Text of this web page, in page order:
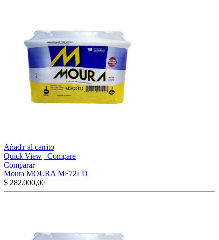
Añadir al carrito
Quick View
Compare
Comparar
Moura MOURA MF72LD
$ 282.000,00